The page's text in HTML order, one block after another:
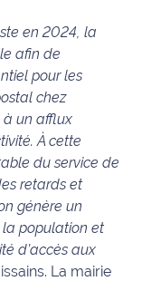
en 2024, la
afin de
pour les
chez
à un afflux
À cette
du service de
retards et
génère un
population et
d’accès aux
La mairie